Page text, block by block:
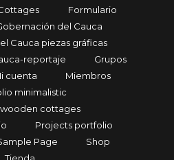
Formulario
del Cauca
Cauca piezas gráficas
reportaje
Grupos
cuenta
Miembros
minimalistic
cottages
Projects portfolio
Page
Shop